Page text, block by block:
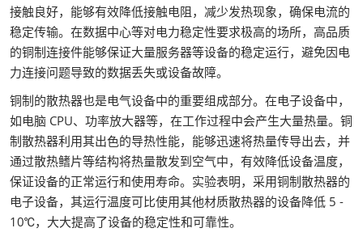
接触良好，能够有效降低接触电阻，减少发热现象，确保电流的
稳定传输。在数据中心等对电力稳定性要求极高的场所，高品质
的铜制连接件能够保证大量服务器等设备的稳定运行，避免因电
力连接问题导致的数据丢失或设备故障。
铜制的散热器也是电气设备中的重要组成部分。在电子设备中，
如电脑 CPU、功率放大器等，在工作过程中会产生大量热量。铜
制散热器利用其出色的导热性能，能够迅速将热量传导出去，并
通过散热鳍片等结构将热量散发到空气中，有效降低设备温度，
保证设备的正常运行和使用寿命。实验表明，采用铜制散热器的
电子设备，其运行温度可比使用其他材质散热器的设备降低 5 -
10℃，大大提高了设备的稳定性和可靠性。